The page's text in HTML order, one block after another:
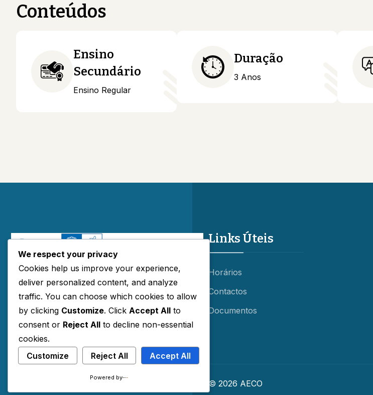
Conteúdos
Ensino
Secundário
Ensino Regular
Duração
3 Anos
Redes Sociais:
Links Úteis
Horários
Contactos
Documentos
© 2026 AECO
We respect your privacy
Cookies help us improve your experience,
deliver personalized content, and analyze
traffic. You can choose which cookies to allow
by clicking Customize. Click Accept All to
consent or Reject All to decline non-essential
cookies.
Customize
Reject All Accept All
Powered by